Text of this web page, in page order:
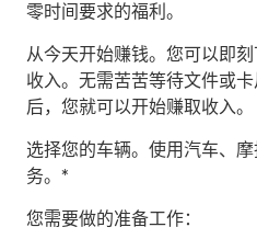
零时间要求的福利。
从今天开始赚钱。 您可以即
收入。无需苦苦等待文件或
后，您就可以开始赚取收入。
选择您的车辆。使用汽车、
务。*
您需要做的准备工作：